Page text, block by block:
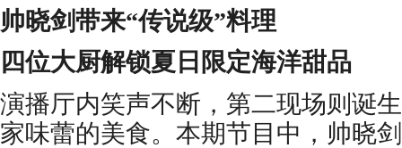
帅晓剑带来“传说级”料理
四位大厨解锁夏日限定海洋甜品
演播厅内笑声不断，第二现场则诞
家味蕾的美食。本期节目中，帅晓